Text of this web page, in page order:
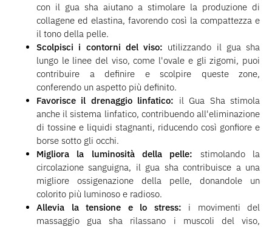
con il gua sha aiutano a stimolare la produzione di
collagene ed elastina, favorendo così la compattezza e
il tono della pelle.
Scolpisci i contorni del viso: utilizzando il gua sha
lungo le linee del viso, come l'ovale e gli zigomi, puoi
contribuire a definire e scolpire queste zone,
conferendo un aspetto più definito.
Favorisce il drenaggio linfatico: il Gua Sha stimola
anche il sistema linfatico, contribuendo all'eliminazione
di tossine e liquidi stagnanti, riducendo così gonfiore e
borse sotto gli occhi.
Migliora la luminosità della pelle: stimolando la
circolazione sanguigna, il gua sha contribuisce a una
migliore ossigenazione della pelle, donandole un
colorito più luminoso e radioso.
Allevia la tensione e lo stress: i movimenti del
massaggio gua sha rilassano i muscoli del viso,